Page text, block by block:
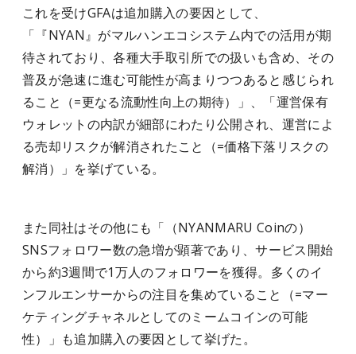
これを受けGFAは追加購入の要因として、
「『NYAN』がマルハンエコシステム内での活用が期
待されており、各種大手取引所での扱いも含め、その
普及が急速に進む可能性が高まりつつあると感じられ
ること（=更なる流動性向上の期待）」、「運営保有
ウォレットの内訳が細部にわたり公開され、運営によ
る売却リスクが解消されたこと（=価格下落リスクの
解消）」を挙げている。
また同社はその他にも「（NYANMARU Coinの）
SNSフォロワー数の急増が顕著であり、サービス開始
から約3週間で1万人のフォロワーを獲得。多くのイ
ンフルエンサーからの注目を集めていること（=マー
ケティングチャネルとしてのミームコインの可能
性）」も追加購入の要因として挙げた。